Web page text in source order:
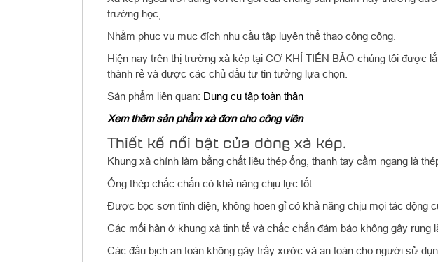
trường học,….
Nhằm phục vụ mục đích nhu cầu tập luyện thể thao công cộng.
Hiện nay trên thị trường xà kép tại CƠ KHÍ TIẾN BẢO chúng tôi được
thành rẻ và được các chủ đầu tư tin tưởng lựa chọn.
Sản phẩm liên quan: Dụng cụ tập toàn thân
Xem thêm sản phẩm xà đơn cho công viên
Thiết kế nổi bật của dòng xà kép.
Khung xà chính làm bằng chất liệu thép ống, thanh tay cầm ngang là
Ống thép chắc chắn có khả năng chịu lực tốt.
Được bọc sơn tĩnh điện, không hoen gỉ có khả năng chịu mọi tác động
Các mối hàn ở khung xà tinh tế và chắc chắn đảm bảo không gây rung
Các đầu bịch an toàn không gây trầy xước và an toàn cho người sử